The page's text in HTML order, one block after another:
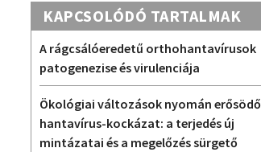
KAPCSOLÓDÓ TARTALMAK
A rágcsálóeredetű orthohantavírusok
patogenezise és virulenciája
Ökológiai változások nyomán erősödő
hantavírus-kockázat: a terjedés új
mintázatai és a megelőzés sürgető